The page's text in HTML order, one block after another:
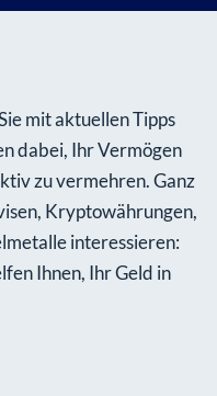
mit aktuellen Tipps
dabei, Ihr Vermögen
zu vermehren. Ganz
Kryptowährungen,
interessieren:
Ihnen, Ihr Geld in